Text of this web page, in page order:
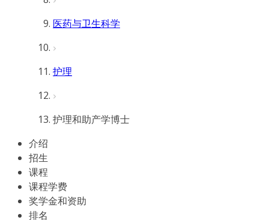
医药与卫生科学
护理
护理和助产学博士
介绍
招生
课程
课程学费
奖学金和资助
排名